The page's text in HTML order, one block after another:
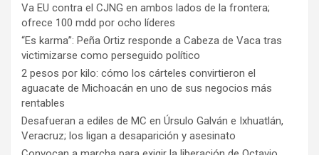
Va EU contra el CJNG en ambos lados de la frontera;
ofrece 100 mdd por ocho líderes
“Es karma”: Peña Ortiz responde a Cabeza de Vaca tras
victimizarse como perseguido político
2 pesos por kilo: cómo los cárteles convirtieron el
aguacate de Michoacán en uno de sus negocios más
rentables
Desafueran a ediles de MC en Úrsulo Galván e Ixhuatlán,
Veracruz; los ligan a desaparición y asesinato